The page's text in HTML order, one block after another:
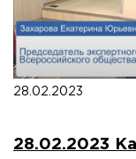
28.02.2023
28.02.2023